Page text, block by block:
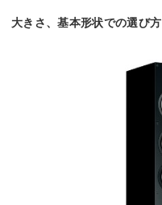
大きさ、基本形状での選び方